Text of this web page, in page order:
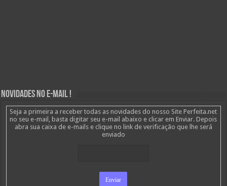
Novidades no E-mail !
Seja a primeira a receber todas as novidades do nosso Site Perfeita.net
no seu e-mail, basta digitar seu e-mail abaixo e clicar em Enviar. Depois
abra sua caixa de e-mails e clique no link de verificação que lhe será
enviado